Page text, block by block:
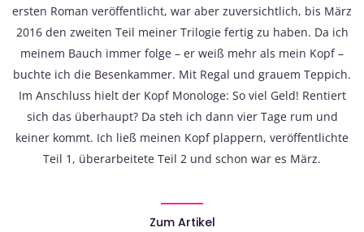
ersten Roman veröffentlicht, war aber zuversichtlich, bis März
2016 den zweiten Teil meiner Trilogie fertig zu haben. Da ich
meinem Bauch immer folge – er weiß mehr als mein Kopf –
buchte ich die Besenkammer. Mit Regal und grauem Teppich.
Im Anschluss hielt der Kopf Monologe: So viel Geld! Rentiert
sich das überhaupt? Da steh ich dann vier Tage rum und
keiner kommt. Ich ließ meinen Kopf plappern, veröffentlichte
Teil 1, überarbeitete Teil 2 und schon war es März.
Zum Artikel